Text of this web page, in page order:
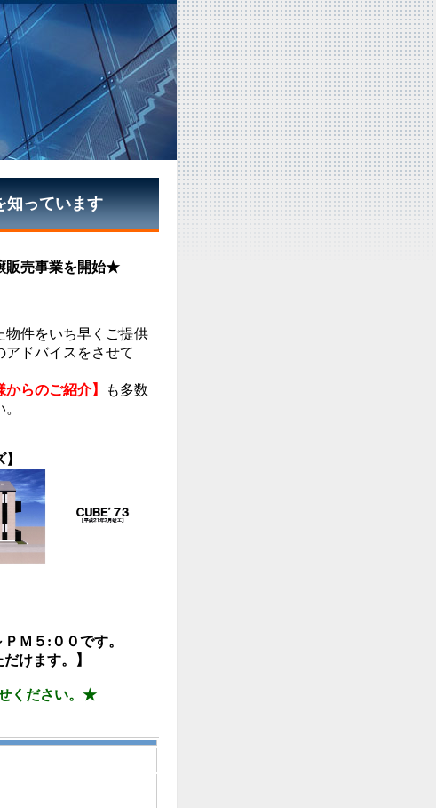
知っています
売事業を開始★
物件をいち早くご提供
アドバイスをさせて
からのご紹介】
も多数
。
Ｍ５:００です。
けます。】
ください。★